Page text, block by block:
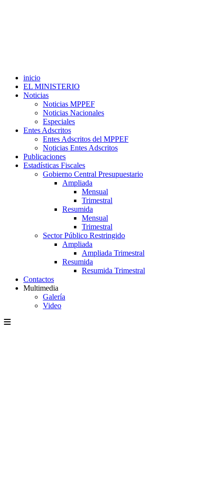
inicio
EL MINISTERIO
Noticias
Noticias MPPEF
Noticias Nacionales
Especiales
Entes Adscritos
Entes Adscritos del MPPEF
Noticias Entes Adscritos
Publicaciones
Estadísticas Fiscales
Gobierno Central Presupuestario
Ampliada
Mensual
Trimestral
Resumida
Mensual
Trimestral
Sector Público Restringido
Ampliada
Ampliada Trimestral
Resumida
Resumida Trimestral
Contactos
Multimedia
Galería
Video